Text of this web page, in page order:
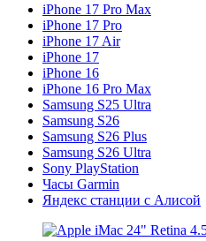
iPhone 17 Pro Max
iPhone 17 Pro
iPhone 17 Air
iPhone 17
iPhone 16
iPhone 16 Pro Max
Samsung S25 Ultra
Samsung S26
Samsung S26 Plus
Samsung S26 Ultra
Sony PlayStation
Часы Garmin
Яндекс станции с Алисой